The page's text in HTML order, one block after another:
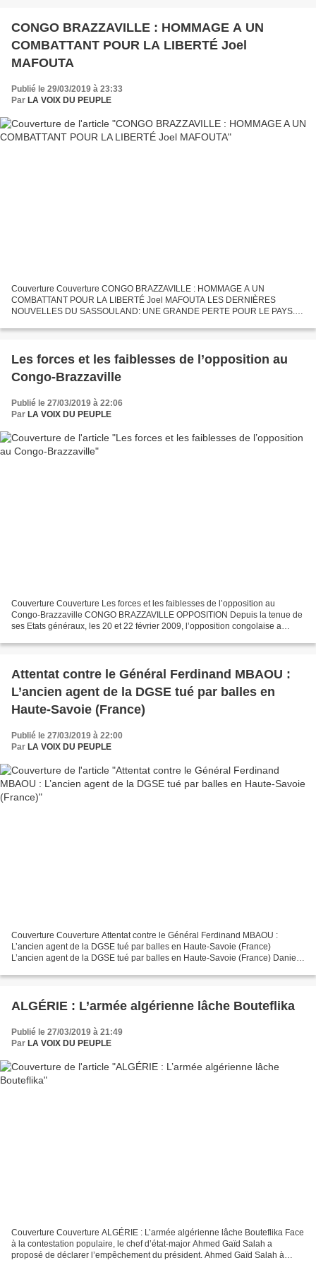
CONGO BRAZZAVILLE : HOMMAGE A UN
COMBATTANT POUR LA LIBERTÉ Joel
MAFOUTA
Publié le 29/03/2019 à 23:33
Par LA VOIX DU PEUPLE
Couverture Couverture CONGO BRAZZAVILLE : HOMMAGE A UN
COMBATTANT POUR LA LIBERTÉ Joel MAFOUTA LES DERNIÈRES
NOUVELLES DU SASSOULAND: UNE GRANDE PERTE POUR LE PAYS.
Mathématiques, résistant...
Les forces et les faiblesses de l’opposition au
Congo-Brazzaville
Publié le 27/03/2019 à 22:06
Par LA VOIX DU PEUPLE
Couverture Couverture Les forces et les faiblesses de l’opposition au
Congo-Brazzaville CONGO BRAZZAVILLE OPPOSITION Depuis la tenue de
ses Etats généraux, les 20 et 22 février 2009, l’opposition congolaise a
Attentat contre le Général Ferdinand MBAOU :
L’ancien agent de la DGSE tué par balles en
Haute-Savoie (France)
Publié le 27/03/2019 à 22:00
Par LA VOIX DU PEUPLE
Couverture Couverture Attentat contre le Général Ferdinand MBAOU :
L’ancien agent de la DGSE tué par balles en Haute-Savoie (France)
L’ancien agent de la DGSE tué par balles en Haute-Savoie (France) Daniel
ALGÉRIE : L’armée algérienne lâche Bouteflika
Publié le 27/03/2019 à 21:49
Par LA VOIX DU PEUPLE
Couverture Couverture ALGÉRIE : L’armée algérienne lâche Bouteflika Face
à la contestation populaire, le chef d’état-major Ahmed Gaïd Salah a
proposé de déclarer l’empêchement du président. Ahmed Gaïd Salah à